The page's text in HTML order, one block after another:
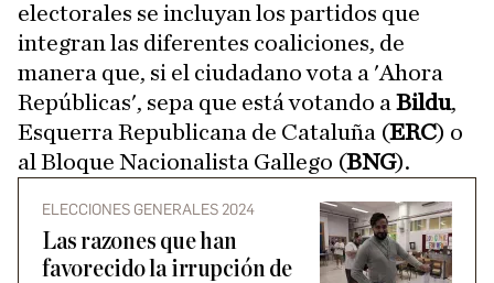
electorales se incluyan los partidos que
integran las diferentes coaliciones, de
manera que, si el ciudadano vota a 'Ahora
Repúblicas', sepa que está votando a Bildu,
Esquerra Republicana de Cataluña (ERC) o
al Bloque Nacionalista Gallego (BNG).
ELECCIONES GENERALES 2024
Las razones que han
favorecido la irrupción de